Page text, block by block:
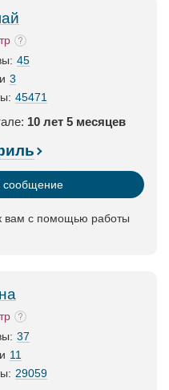
45
3
45471
10 лет 5 месяцев
сообщение
вам с помощью работы
37
11
29059